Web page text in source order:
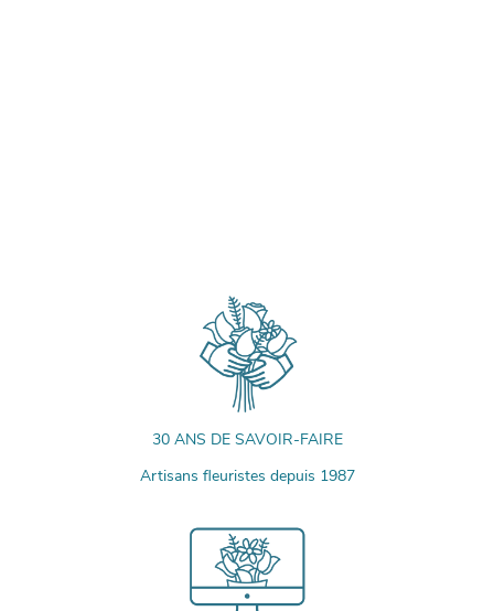
30 ANS DE SAVOIR-FAIRE
Artisans fleuristes depuis 1987